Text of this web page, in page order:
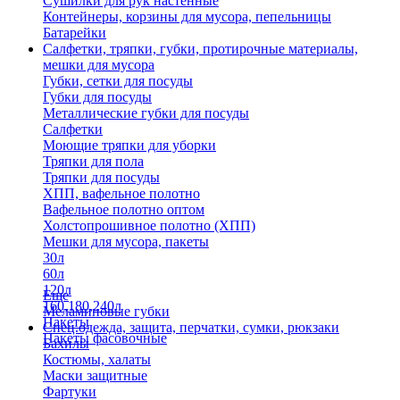
Контейнеры, корзины для мусора, пепельницы
Батарейки
Салфетки, тряпки, губки, протирочные материалы,
мешки для мусора
Губки, сетки для посуды
Губки для посуды
Металлические губки для посуды
Салфетки
Моющие тряпки для уборки
Тряпки для пола
Тряпки для посуды
ХПП, вафельное полотно
Вафельное полотно оптом
Холстопрошивное полотно (ХПП)
Мешки для мусора, пакеты
30л
60л
120л
160,180,240л
Пакеты
Пакеты фасовочные
Еще
Меламиновые губки
Спец.одежда, защита, перчатки, сумки, рюкзаки
Бахилы
Костюмы, халаты
Маски защитные
Фартуки